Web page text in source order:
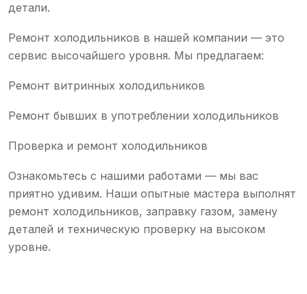
детали.
Ремонт холодильников в нашей компании — это
сервис высочайшего уровня. Мы предлагаем:
Ремонт витринных холодильников
Ремонт бывших в употреблении холодильников
Проверка и ремонт холодильников
Ознакомьтесь с нашими работами — мы вас
приятно удивим. Наши опытные мастера выполнят
ремонт холодильников, заправку газом, замену
деталей и техническую проверку на высоком
уровне.